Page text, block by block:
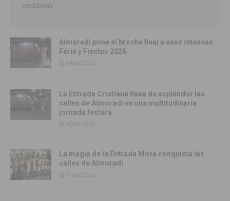
pedanías
Almoradí pone el broche final a unas intensas
Feria y Fiestas 2026
03/08/2026
La Entrada Cristiana llena de esplendor las
calles de Almoradí en una multitudinaria
jornada festera
02/08/2026
La magia de la Entrada Mora conquista las
calles de Almoradí
01/08/2026